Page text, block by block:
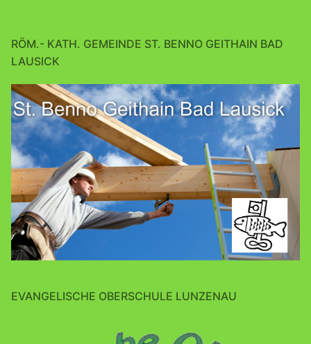
RÖM.- KATH. GEMEINDE ST. BENNO GEITHAIN BAD
LAUSICK
EVANGELISCHE OBERSCHULE LUNZENAU